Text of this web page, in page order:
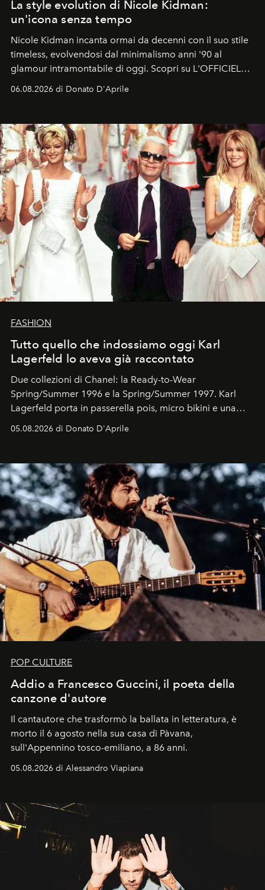
La style evolution di Nicole Kidman:
un'icona senza tempo
Nicole Kidman incanta ormai da decenni con il suo stile
timeless, evolvendosi dal minimalismo anni '90 al
glamour intramontabile di oggi. Scopri su L'OFFICIEL
06.08.2026 di Donato D'Aprile
FASHION
Tutto quello che indossiamo oggi Karl
Lagerfeld lo aveva già raccontato
Due collezioni di Chanel: la Ready-to-Wear
Spring/Summer 1996 e la Spring/Summer 1997. Karl
Lagerfeld porta in passerella pois, micro bikini e una
Kate, Claudia e Carla una dietro l'altra. Trent'anni dopo,
uno dei documenti più contemporanei che abbiamo.
05.08.2026 di Donato D'Aprile
POP CULTURE
Addio a Francesco Guccini, il poeta della
canzone d'autore
Il cantautore che trasformò la ballata in letteratura, è
morto il 6 agosto nella sua casa di Pàvana,
sull'Appennino tosco-emiliano, a 86 anni.
05.08.2026 di Alessandro Viapiana